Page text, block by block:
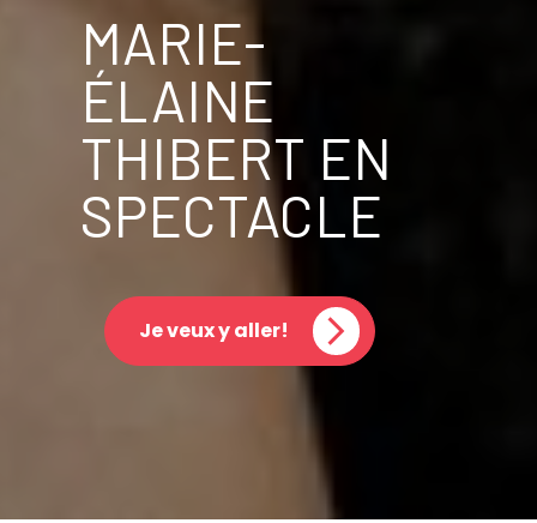
MARIE-
ÉLAINE
THIBERT EN
SPECTACLE
Je veux y aller!